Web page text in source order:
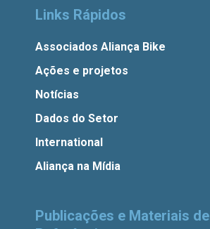
Links Rápidos
Associados Aliança Bike
Ações e projetos
Notícias
Dados do Setor
International
Aliança na Mídia
Publicações e Materiais de